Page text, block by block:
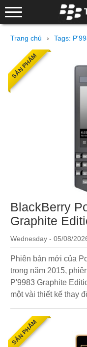
Trang chủ › Tags:
SẢN PHẨM
BlackBerry
Graphite
Wednesday - 05/08/
Phiên bản mới của
trong năm 2015,
P'9983 Graphite
một vài thiết kế thay
SẢN PHẨM